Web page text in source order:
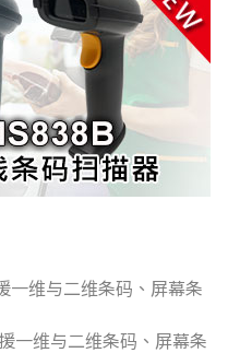
一维与二维条码、屏幕条
一维与二维条码、屏幕条